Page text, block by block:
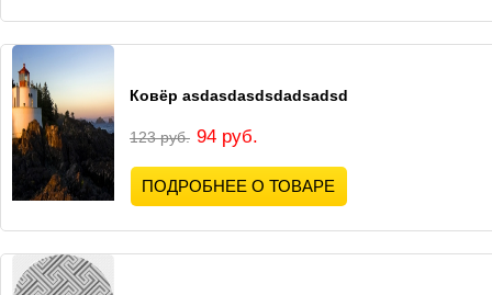
Ковёр asdasdasdsdadsadsd
123 руб. 94 руб.
ПОДРОБНЕЕ О ТОВАРЕ